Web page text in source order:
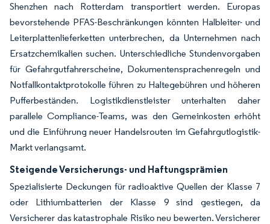
Shenzhen nach Rotterdam transportiert werden. Europas
bevorstehende PFAS-Beschränkungen könnten Halbleiter- und
Leiterplattenlieferketten unterbrechen, da Unternehmen nach
Ersatzchemikalien suchen. Unterschiedliche Stundenvorgaben
für Gefahrgutfahrerscheine, Dokumentensprachenregeln und
Notfallkontaktprotokolle führen zu Haltegebühren und höheren
Pufferbeständen. Logistikdienstleister unterhalten daher
parallele Compliance-Teams, was den Gemeinkosten erhöht
und die Einführung neuer Handelsrouten im Gefahrgutlogistik-
Markt verlangsamt.
Steigende Versicherungs- und Haftungsprämien
Spezialisierte Deckungen für radioaktive Quellen der Klasse 7
oder Lithiumbatterien der Klasse 9 sind gestiegen, da
Versicherer das katastrophale Risiko neu bewerten. Versicherer